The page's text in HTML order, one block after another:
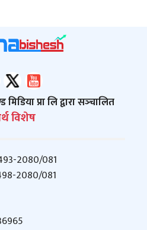
प्रा लि द्वारा सञ्‍चालित
विशेष
2080/081
2080/081